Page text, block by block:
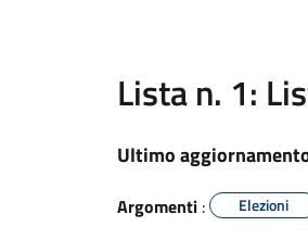
Lista n. 1:
Ultimo
Argomenti : Elezioni